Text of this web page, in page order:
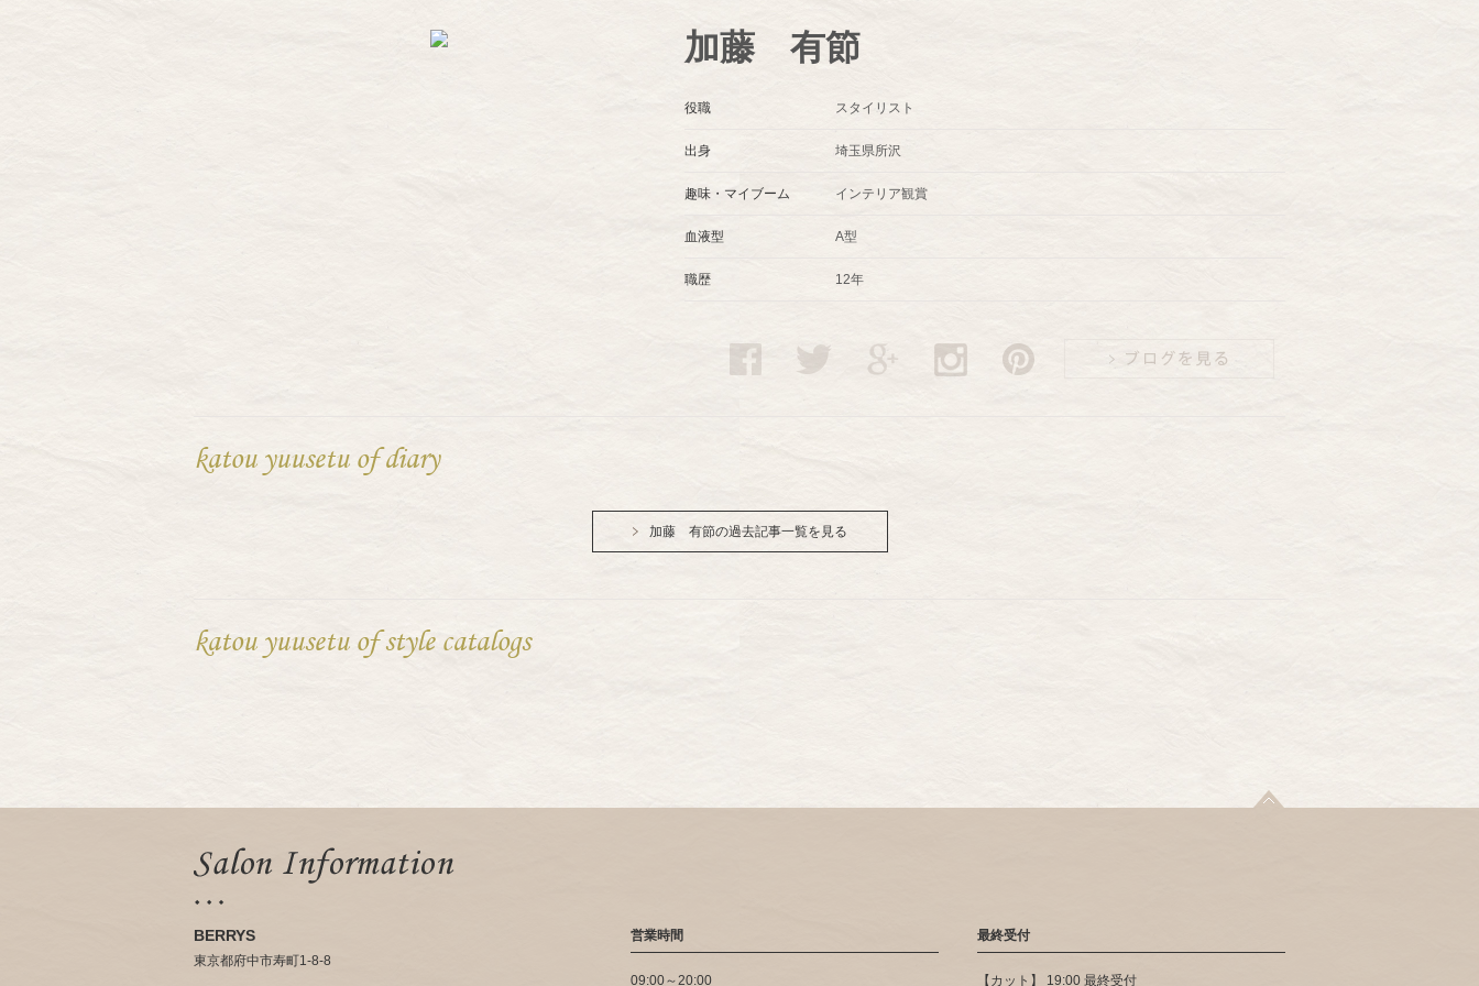
加藤 有節
役職 スタイリスト
出身 埼玉県所沢
趣味・マイブーム インテリア観賞
血液型 A型
職歴 12年
katou yuusetu of diary
加藤 有節の過去記事一覧を見る
katou yuusetu of style catalogs
BERRYS
東京都府中市寿町1-8-8
営業時間
09:00～20:00
最終受付
【カット】 19:00 最終受付